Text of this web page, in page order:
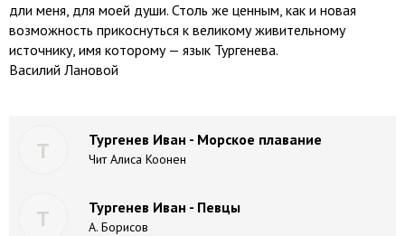
дли меня, для моей души. Столь же ценным, как и новая
возможность прикоснуться к великому живительному
источнику, имя которому — язык Тургенева.
Василий Лановой
Т Тургенев Иван - Морское плавание
Чит Алиса Коонен
Т Тургенев Иван - Певцы
А. Борисов